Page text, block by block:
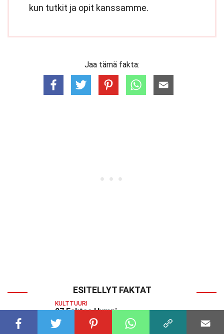
kun tutkit ja opit kanssamme.
Jaa tämä fakta:
ESITELLYT FAKTAT
KULTTUURI
27 Faktaa Hymni